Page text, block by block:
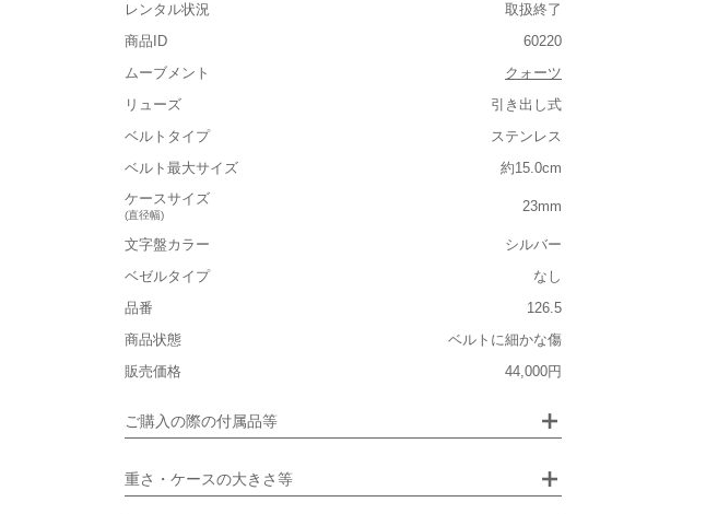
レンタル状況
取扱終了
商品ID
60220
ムーブメント
クォーツ
リューズ
引き出し式
ベルトタイプ
ステンレス
ベルト最大サイズ
約15.0cm
ケースサイズ
(直径幅)
23mm
文字盤カラー
シルバー
ベゼルタイプ
なし
品番
126.5
商品状態
ベルトに細かな傷
販売価格
44,000円
ご購入の際の付属品等
重さ・ケースの大きさ等
■重さ(ベルト込み)
■ケースの大きさ
小さい 大きい
■装飾感
カジュアル ビジネス